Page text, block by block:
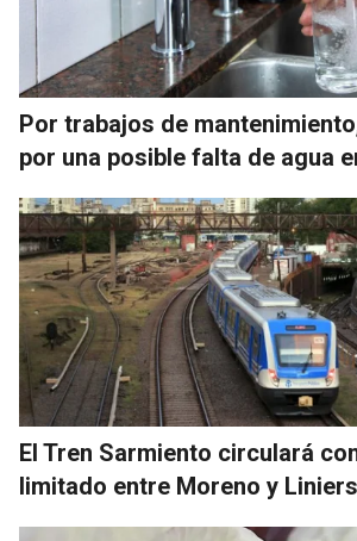
Por trabajos de
por una posible falta de agua
El Tren Sarmiento circulará
limitado entre Moreno y